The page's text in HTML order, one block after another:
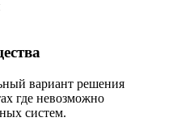
вариант решения
где невозможно
систем.